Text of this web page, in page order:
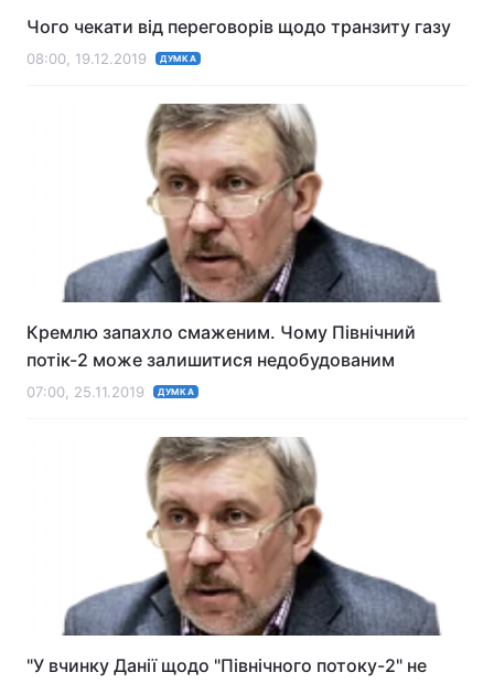
Чого чекати від переговорів щодо транзиту газу​​​​​​​
08:00, 19.12.2019 ДУМКА
Кремлю запахло смаженим. Чому Північний
потік-2 може залишитися недобудованим
07:00, 25.11.2019 ДУМКА
"У вчинку Данії щодо "Північного потоку-2" не